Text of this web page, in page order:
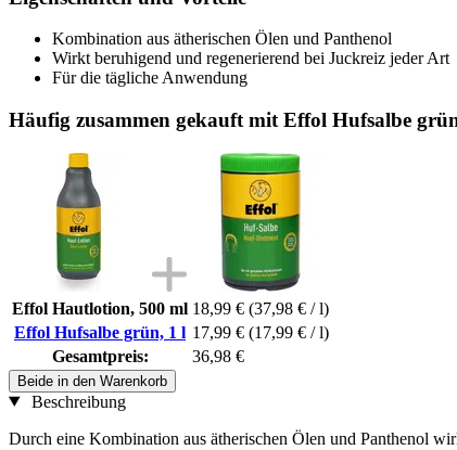
Kombination aus ätherischen Ölen und Panthenol
Wirkt beruhigend und regenerierend bei Juckreiz jeder Art
Für die tägliche Anwendung
Häufig zusammen gekauft mit Effol Hufsalbe
Effol Hautlotion, 500 ml 18,99 € (37,98 € / l)
Effol Hufsalbe grün, 1 l 17,99 € (17,99 € / l)
Gesamtpreis:
36,98 €
Beide in den Warenkorb
Beschreibung
Durch eine Kombination aus ätherischen Ölen und Panthenol